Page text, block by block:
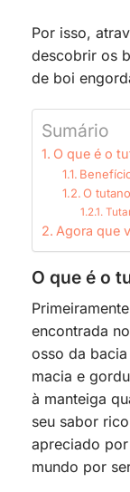
Por isso,
descobrir os
de boi
Sumário
O que é o
O
Agora que
O que é o
encontrada
osso da
macia e
à manteiga
seu sabor
apreciado
mundo por